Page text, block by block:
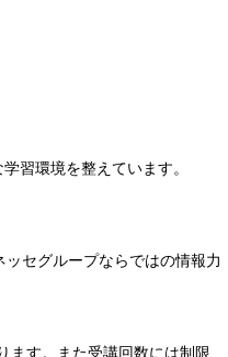
習環境を整えています。
セグループならではの情報力
ます。また受講回数には制限